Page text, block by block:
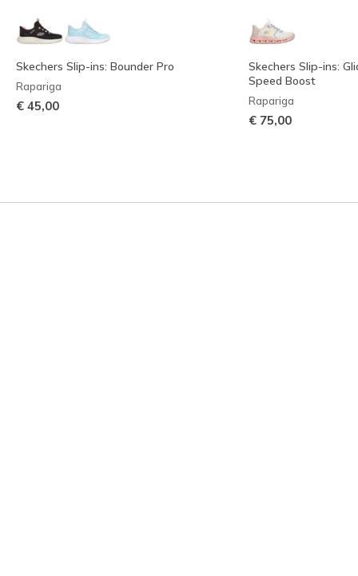
Skechers Slip-ins: Bounder Pro
Rapariga
€ 45,00
Skechers Slip-ins:
Speed Boost
Rapariga
€ 75,00